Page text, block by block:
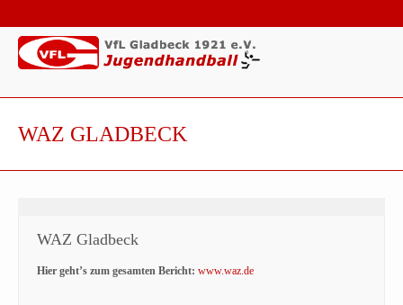
WAZ GLADBECK
WAZ Gladbeck
Hier geht’s zum gesamten Bericht: www.waz.de